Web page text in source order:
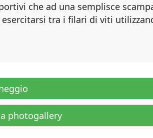
che ad una semplisce
tra i filari di viti
photogallery